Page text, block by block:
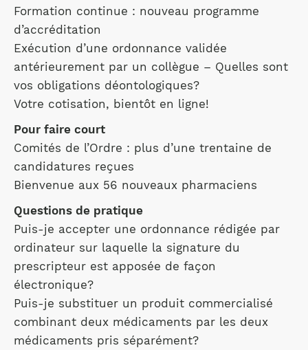
Formation continue : nouveau programme
d’accréditation
Exécution d’une ordonnance validée
antérieurement par un collègue – Quelles sont
vos obligations déontologiques?
Votre cotisation, bientôt en ligne!
Pour faire court
Comités de l’Ordre : plus d’une trentaine de
candidatures reçues
Bienvenue aux 56 nouveaux pharmaciens
Questions de pratique
Puis-je accepter une ordonnance rédigée par
ordinateur sur laquelle la signature du
prescripteur est apposée de façon
électronique?
Puis-je substituer un produit commercialisé
combinant deux médicaments par les deux
médicaments pris séparément?